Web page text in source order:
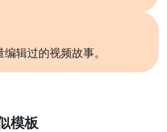
辑过的视频故事。
模板
更多